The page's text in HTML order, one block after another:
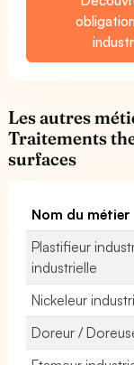
Les autres
Traitements
surfaces
Nom du métier
Plastifieur
industrielle
Nickeleur
Doreur /